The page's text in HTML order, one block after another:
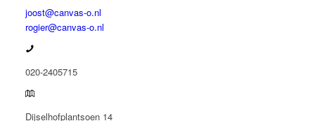
joost@canvas-o.nl
rogier@canvas-o.nl
020-2405715
Dijselhofplantsoen 14